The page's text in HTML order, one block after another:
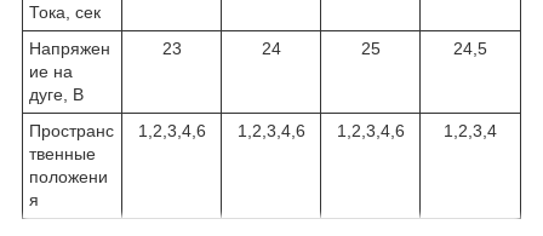
Тока, сек
Напряжен
ие на
дуге, В
23 24 25 24,5
Пространс
твенные
положени
я
1,2,3,4,6 1,2,3,4,6 1,2,3,4,6 1,2,3,4